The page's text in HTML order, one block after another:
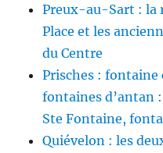
Preux-au-Sart : la
Place et les
du Centre
Prisches :
fontaines d’antan
Ste Fontaine,
Quiévelon : les